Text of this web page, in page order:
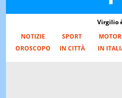
Virgilio
NOTIZIE
SPORT
OROSCOPO
IN CITTÀ IN